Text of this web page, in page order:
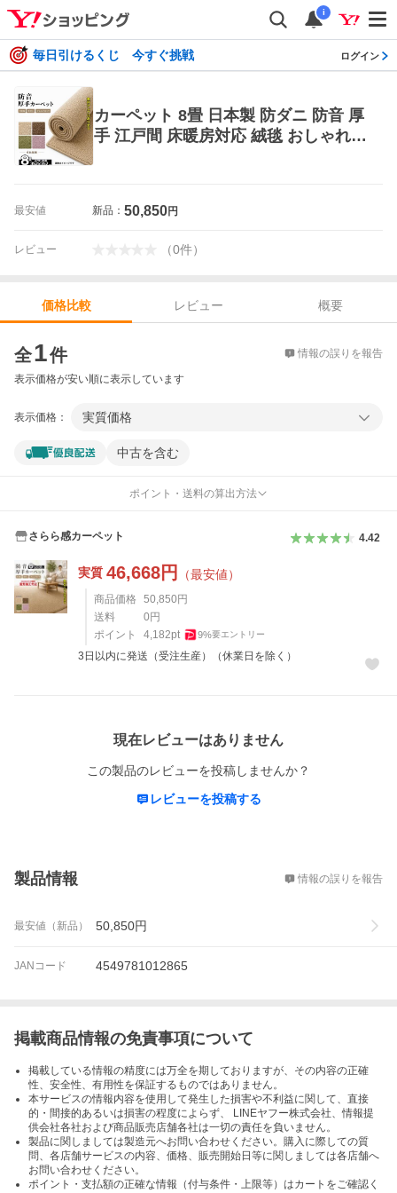
i
毎日引けるくじ 今すぐ挑戦 ログイン
カーペット 8畳 日本製 防ダニ 防音 厚
手 江戸間 床暖房対応 絨毯 おしゃれ
最安値 新品： 50,850円
レビュー （0件）
価格比較 レビュー
概要
全1件 情報の誤りを報告
表示価格が安い順に表示しています
表示価格： 実質価格
中古を含む
ポイント・送料の算出方法
さらら感カーペット 4.42
実質 46,668円 （最安値）
商品価格 50,850 円
送料
0 円
ポイント
4,182pt 9%要エントリー
3日以内に発送（受注生産）（休業日を除く）
現在レビューはありません
この製品のレビューを投稿しませんか？
レビューを投稿する
製品情報 情報の誤りを報告
最安値（新品） 50,850円
JANコード 4549781012865
掲載商品情報の免責事項について
掲載している情報の精度には万全を期しておりますが、その内容の正確
性、安全性、有用性を保証するものではありません。
本サービスの情報内容を使用して発生した損害や不利益に関して、直接
的・間接的あるいは損害の程度によらず、 LINEヤフー株式会社、情報提
供会社各社および商品販売店舗各社は一切の責任を負いません。
製品に関しましては製造元へお問い合わせください。購入に際しての質
問、各店舗サービスの内容、価格、販売開始日等に関しましては各店舗へ
お問い合わせください。
ポイント・支払額の正確な情報（付与条件・上限等）はカートをご確認く